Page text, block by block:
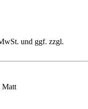
und ggf. zzgl.
Matt